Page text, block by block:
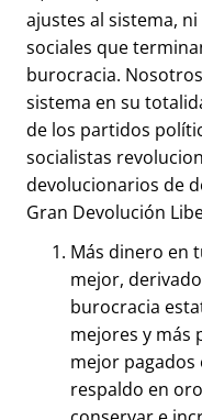
ajustes al sistema,
sociales que
burocracia.
sistema en su
de los partidos
socialistas
devolucionarios de
Gran Devolución
Más dinero en
mejor,
burocracia
mejores y más
mejor pagados
respaldo en